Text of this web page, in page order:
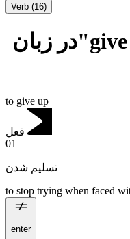
Verb (16)
تعریف و معنی "give up"در زبان
to give up
فعل
01
تسلیم شدن
to stop trying when faced
enter